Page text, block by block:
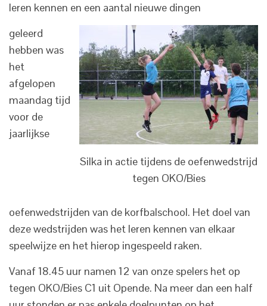
leren kennen en een aantal nieuwe dingen
Silka in actie tijdens de oefenwedstrijd
tegen OKO/Bies
geleerd
hebben was
het
afgelopen
maandag tijd
voor de
jaarlijkse
oefenwedstrijden van de korfbalschool. Het doel van
deze wedstrijden was het leren kennen van elkaar
speelwijze en het hierop ingespeeld raken.
Vanaf 18.45 uur namen 12 van onze spelers het op
tegen OKO/Bies C1 uit Opende. Na meer dan een half